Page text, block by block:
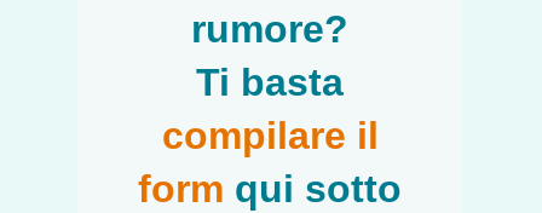
rumore?
Ti basta
compilare il
form qui sotto